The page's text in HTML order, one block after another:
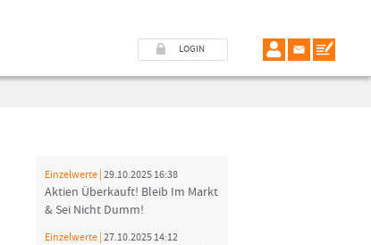
LOGIN
Einzelwerte | 29.10.2025 16:38
Aktien Überkauft! Bleib Im Markt
& Sei Nicht Dumm!
Einzelwerte | 27.10.2025 14:12